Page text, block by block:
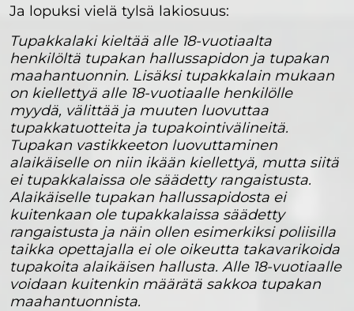
Ja lopuksi vielä tylsä lakiosuus:
Tupakkalaki kieltää alle 18-vuotiaalta
henkilöltä tupakan hallussapidon ja tupakan
maahantuonnin. Lisäksi tupakkalain mukaan
on kiellettyä alle 18-vuotiaalle henkilölle
myydä, välittää ja muuten luovuttaa
tupakkatuotteita ja tupakointivälineitä.
Tupakan vastikkeeton luovuttaminen
alaikäiselle on niin ikään kiellettyä, mutta siitä
ei tupakkalaissa ole säädetty rangaistusta.
Alaikäiselle tupakan hallussapidosta ei
kuitenkaan ole tupakkalaissa säädetty
rangaistusta ja näin ollen esimerkiksi poliisilla
taikka opettajalla ei ole oikeutta takavarikoida
tupakoita alaikäisen hallusta. Alle 18-vuotiaalle
voidaan kuitenkin määrätä sakkoa tupakan
maahantuonnista.